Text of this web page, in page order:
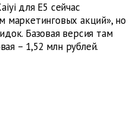
для E5 сейчас
маркетинговых акций», но
Базовая версия там
– 1,52 млн рублей.